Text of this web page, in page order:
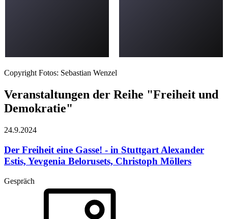
Copyright Fotos: Sebastian Wenzel
Veranstaltungen der Reihe "Freiheit und
Demokratie"
24.9.2024
Der Freiheit eine Gasse! - in Stuttgart Alexander
Estis, Yevgenia Belorusets, Christoph Möllers
Gespräch